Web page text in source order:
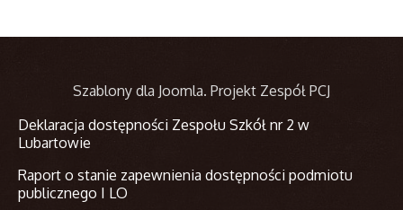
Szablony dla Joomla. Projekt Zespół PCJ
Deklaracja dostępności Zespołu Szkół nr 2 w
Lubartowie
Raport o stanie zapewnienia dostępności podmiotu
publicznego I LO